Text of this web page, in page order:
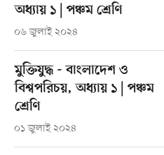
অধ্যায় ১ | পঞ্চম শ্রেণি
০৬ জুলাই ২০২৪
মুক্তিযুদ্ধ - বাংলাদেশ ও
বিশ্বপরিচয়, অধ্যায় ১ | পঞ্চম
শ্রেণি
০১ জুলাই ২০২৪